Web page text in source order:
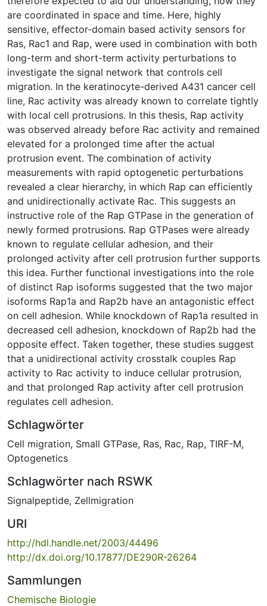
are coordinated in space and time. Here, highly
sensitive, effector-domain based activity sensors for
Ras, Rac1 and Rap, were used in combination with both
long-term and short-term activity perturbations to
investigate the signal network that controls cell
migration. In the keratinocyte-derived A431 cancer cell
line, Rac activity was already known to correlate tightly
with local cell protrusions. In this thesis, Rap activity
was observed already before Rac activity and remained
elevated for a prolonged time after the actual
protrusion event. The combination of activity
measurements with rapid optogenetic perturbations
revealed a clear hierarchy, in which Rap can efficiently
and unidirectionally activate Rac. This suggests an
instructive role of the Rap GTPase in the generation of
newly formed protrusions. Rap GTPases were already
known to regulate cellular adhesion, and their
prolonged activity after cell protrusion further supports
this idea. Further functional investigations into the role
of distinct Rap isoforms suggested that the two major
isoforms Rap1a and Rap2b have an antagonistic effect
on cell adhesion. While knockdown of Rap1a resulted in
decreased cell adhesion, knockdown of Rap2b had the
opposite effect. Taken together, these studies suggest
that a unidirectional activity crosstalk couples Rap
activity to Rac activity to induce cellular protrusion,
and that prolonged Rap activity after cell protrusion
regulates cell adhesion.
Schlagwörter
Cell migration, Small GTPase, Ras, Rac, Rap, TIRF-M,
Optogenetics
Schlagwörter nach RSWK
Signalpeptide, Zellmigration
URI
http://hdl.handle.net/2003/44496
http://dx.doi.org/10.17877/DE290R-26264
Sammlungen
Chemische Biologie